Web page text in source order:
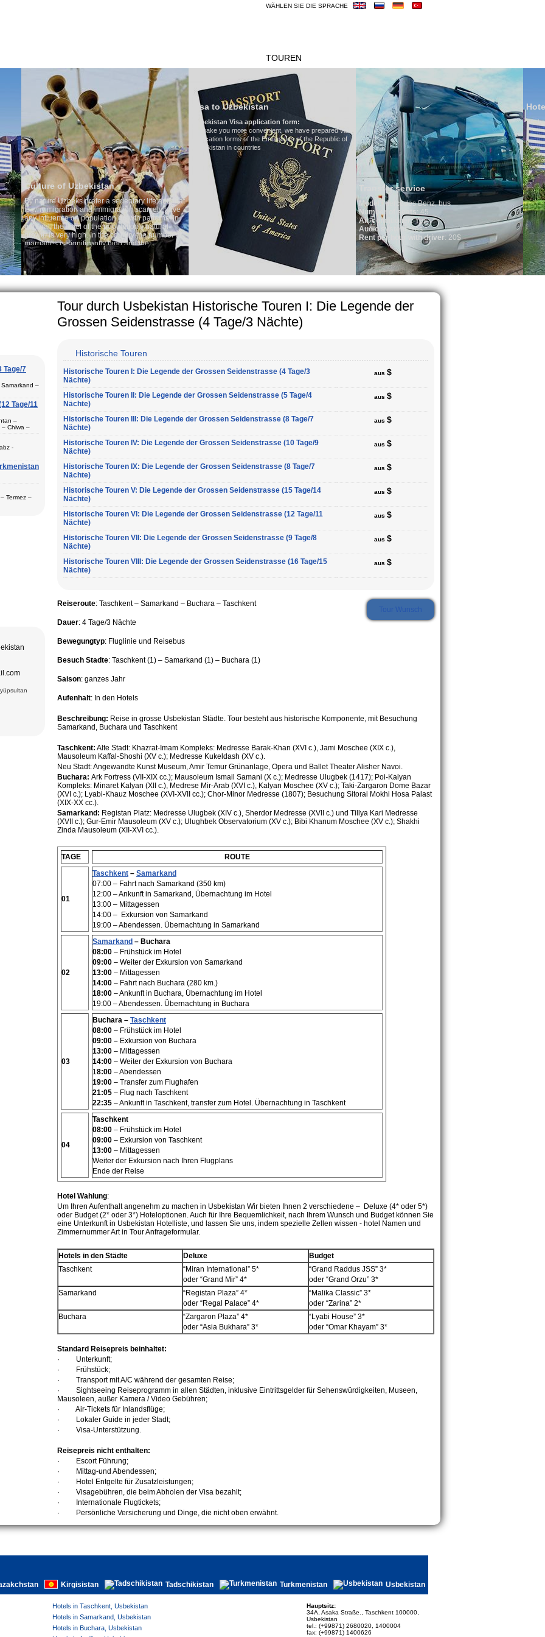
WÄHLEN SIE DIE SPRACHE
TOUREN
life and that
scarcely have
patterns. In
natural
the number of
and the
is one of the lowest
tradition, the
quite sacred.
in villages, is
Uzbek family has
Visa to Uzbekistan
Uzbekistan Visa application form:
To make you more convenient, we have prepared visa
application forms of the Embassies of the Republic of
Uzbekistan in countries
Transfer service
:Mercedes Benz, bus
Number of seats
Air-conditioner:
Audio system: Yes
Rent per hour with driver
Hotels in Uzbekistan
We have all hotels in Uzbekistan
Tage/7
–
Basis
der
Tage/11
–
– Chiwa –
–
(2) –
und
-
(2) -
teppiche
(XVII);
(XV.), Bibi
(XII-XVI
Darus-
Gumbazi-
Ismail
Moschee
Mokhi
Komplex,
Termez –
Tour durch Usbekistan Historische Touren I: Die Legende der
Grossen Seidenstrasse (4 Tage/3 Nächte)
Historische Touren
Historische Touren I: Die Legende der Grossen Seidenstrasse (4 Tage/3
Nächte)
aus $
Historische Touren II: Die Legende der Grossen Seidenstrasse (5 Tage/4
Nächte)
aus $
Historische Touren III: Die Legende der Grossen Seidenstrasse (8 Tage/7
Nächte)
aus $
Historische Touren IV: Die Legende der Grossen Seidenstrasse (10 Tage/9
Nächte)
aus $
Historische Touren IX: Die Legende der Grossen Seidenstrasse (8 Tage/7
Nächte)
aus $
Historische Touren V: Die Legende der Grossen Seidenstrasse (15 Tage/14
Nächte)
aus $
Historische Touren VI: Die Legende der Grossen Seidenstrasse (12 Tage/11
Nächte)
aus $
Historische Touren VII: Die Legende der Grossen Seidenstrasse (9 Tage/8
Nächte)
aus $
Historische Touren VIII: Die Legende der Grossen Seidenstrasse (16 Tage/15
Nächte)
aus $
Reiseroute: Taschkent – Samarkand – Buchara – Taschkent
Dauer: 4 Tage/3 Nächte
Bewegungtyp: Fluglinie und Reisebus
Besuch Stadte: Taschkent (1) – Samarkand (1) – Buchara (1)
Saison: ganzes Jahr
Aufenhalt: In den Hotels
Beschreibung: Reise in grosse Usbekistan Städte. Tour besteht aus historische Komponente, mit Besuchung
Samarkand, Buchara und Taschkent
Taschkent: Alte Stadt: Khazrat-Imam Kompleks: Medresse Barak-Khan (XVI c.), Jami Moschee (XIX c.),
Mausoleum Kaffal-Shoshi (XV c.); Medresse Kukeldash (XV c.).
Neu Stadt: Angewandte Kunst Museum, Amir Temur Grünanlage, Opera und Ballet Theater Alisher Navoi.
Buchara: Ark Fortress (VII-XIX cc.); Mausoleum Ismail Samani (X c.); Medresse Ulugbek (1417); Poi-Kalyan
Kompleks: Minaret Kalyan (XII c.), Medrese Mir-Arab (XVI c.), Kalyan Moschee (XV c.); Taki-Zargaron Dome Bazar
(XVI c.); Lyabi-Khauz Moschee (XVI-XVII cc.); Chor-Minor Medresse (1807); Besuchung Sitorai Mokhi Hosa Palast
(XIX-XX cc.).
Samarkand: Registan Platz: Medresse Ulugbek (XIV c.), Sherdor Medresse (XVII c.) und Tillya Kari Medresse
(XVII c.); Gur-Emir Mausoleum (XV c.); Ulughbek Observatorium (XV c.); Bibi Khanum Moschee (XV c.); Shakhi
Zinda Mausoleum (XII-XVI cc.).
TAGE ROUTE
01
Taschkent – Samarkand
07:00 – Fahrt nach Samarkand (350 km)
12:00 – Ankunft in Samarkand, Übernachtung im Hotel
13:00 – Mittagessen
14:00 – Exkursion von Samarkand
19:00 – Abendessen. Übernachtung in Samarkand
02
Samarkand – Buchara
08:00 – Frühstück im Hotel
09:00 – Weiter der Exkursion von Samarkand
13:00 – Mittagessen
14:00 – Fahrt nach Buchara (280 km.)
18:00 –Ankunft in Buchara, Übernachtung im Hotel
19:00 –Abendessen. Übernachtung in Buchara
03
Buchara – Taschkent
08:00 – Frühstück im Hotel
09:00 – Exkursion von Buchara
13:00 – Mittagessen
14:00 – Weiter der Exkursion von Buchara
18:00 – Abendessen
19:00 – Transfer zum Flughafen
21:05 – Flug nach Taschkent
22:35 – Ankunft in Taschkent, transfer zum Hotel. Übernachtung in Taschkent
04
Taschkent
08:00 – Frühstück im Hotel
09:00 – Exkursion von Taschkent
13:00 – Mittagessen
Weiter der Exkursion nach Ihren Flugplans
Ende der Reise
Hotel Wahlung:
Um Ihren Aufenthalt angenehm zu machen in Usbekistan Wir bieten Ihnen 2 verschiedene – Deluxe (4* oder 5*)
oder Budget (2* oder 3*) Hoteloptionen.Auch für Ihre Bequemlichkeit, nach Ihrem Wunsch und Budget können Sie
eine Unterkunft in Usbekistan Hotelliste, und lassen Sie uns, indem spezielle Zellen wissen - hotel Namen und
Zimmernummer Art in Tour Anfrageformular.
Hotels in den Städte Deluxe
Budget
Taschkent “Miran International” 5*
oder “Grand Mir” 4*
“Grand Raddus JSS” 3*
oder “Grand Orzu” 3*
Samarkand
“Registan Plaza” 4*
oder “Regal Palace” 4*
“Malika Classic” 3*
oder “Zarina” 2*
Buchara
“Zargaron Plaza” 4*
oder “Asia Bukhara” 3*
“Lyabi House” 3*
oder “Omar Khayam” 3*
Standard Reisepreis beinhaltet:
·
Unterkunft;
·
Frühstück;
·
Transport mit A/C während der gesamten Reise;
·
Sightseeing Reiseprogramm in allen Städten, inklusive Eintrittsgelder für Sehenswürdigkeiten, Museen,
Mausoleen, außer Kamera / Video Gebühren;
·
Air-Tickets für Inlandsflüge;
·
Lokaler Guide in jeder Stadt;
·
Visa-Unterstützung.
Reisepreis nicht enthalten:
·
Escort Führung;
·
Mittag-und Abendessen;
·
Hotel Entgelte für Zusatzleistungen;
·
Visagebühren, die beim Abholen der Visa bezahlt;
·
Internationale Flugtickets;
·
Persönliche Versicherung und Dinge, die nicht oben erwähnt.
Kirgisistan Tadschikistan Turkmenistan Usbekistan
Hotels in Taschkent, Usbekistan
Hotels in Samarkand, Usbekistan
Hotels in Buchara, Usbekistan
Hauptsitz:
34A, Asaka Straße., Taschkent 100000,
Usbekistan
tel.: (+99871) 2680020, 1400004
fax: (+99871) 1400626